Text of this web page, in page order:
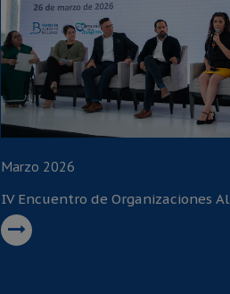
Marzo 2026
IV Encuentro de Organizaciones